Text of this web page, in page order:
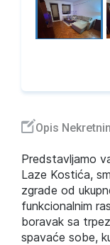
Opis
Predstavljamo
Laze Kostića,
zgrade od
funkcionalnim
boravak sa
spavaće sobe,